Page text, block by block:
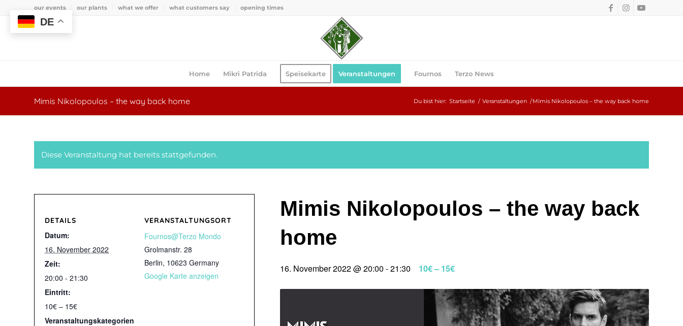
our events our plants what we offer what customers say opening times
Home Mikri Patrida Speisekarte Veranstaltungen Fournos Terzo News
Mimis Nikolopoulos – the way back home Du bist hier: Startseite / Veranstaltungen /Mimis Nikolopoulos – the way back home
Diese Veranstaltung hat bereits stattgefunden.
Mimis Nikolopoulos – the way back
home
16. November 2022 @ 20:00 -21:30 10€ – 15€
DETAILS
Datum:
16. November 2022
Zeit:
20:00 - 21:30
Eintritt:
10€ – 15€
Veranstaltungskategorien
VERANSTALTUNGSORT
Fournos@Terzo Mondo
Grolmanstr. 28
Berlin, 10623 Germany
Google Karte anzeigen
DE